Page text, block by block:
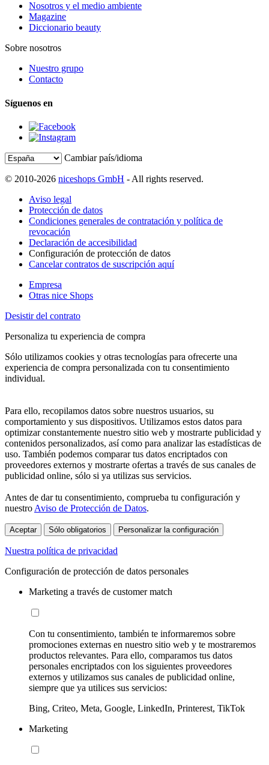
Nosotros y el medio ambiente
Magazine
Diccionario beauty
Sobre nosotros
Nuestro grupo
Contacto
Síguenos en
Cambiar país/idioma
© 2010-2026 niceshops GmbH - All rights reserved.
Aviso legal
Protección de datos
Condiciones generales de contratación y política de
revocación
Declaración de accesibilidad
Configuración de protección de datos
Cancelar contratos de suscripción aquí
Empresa
Otras nice Shops
Desistir del contrato
Personaliza tu experiencia de compra
Sólo utilizamos cookies y otras tecnologías para ofrecerte una
experiencia de compra personalizada con tu consentimiento
individual.
Para ello, recopilamos datos sobre nuestros usuarios, su
comportamiento y sus dispositivos. Utilizamos estos datos para
optimizar constantemente nuestro sitio web y mostrarte publicidad y
contenidos personalizados, así como para analizar las estadísticas de
uso. También podemos comparar tus datos encriptados con
proveedores externos y mostrarte ofertas a través de sus canales de
publicidad online, sólo si ya utilizas sus servicios.
Antes de dar tu consentimiento, comprueba tu configuración y
nuestro Aviso de Protección de Datos.
Aceptar Sólo obligatorios Personalizar la configuración
Nuestra política de privacidad
Configuración de protección de datos personales
Marketing a través de customer match
Con tu consentimiento, también te informaremos sobre
promociones externas en nuestro sitio web y te mostraremos
productos relevantes. Para ello, comparamos tus datos
personales encriptados con los siguientes proveedores
externos y utilizamos sus canales de publicidad online,
siempre que ya utilices sus servicios:
Bing, Criteo, Meta, Google, LinkedIn, Printerest, TikTok
Marketing